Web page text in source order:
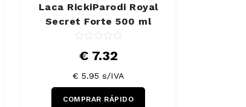
Laca RickiParodi Royal
Secret Forte 500 ml
€ 7.32
€ 5.95 s/IVA
COMPRAR RÁPIDO